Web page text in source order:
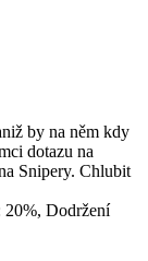
by na něm kdy
dotazu na
Snipery. Chlubit
20%, Dodržení